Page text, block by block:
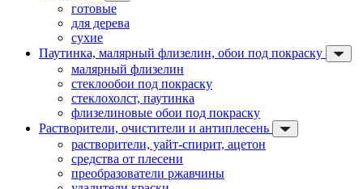
готовые
для дерева
сухие
Паутинка, малярный флизелин, обои под покраску
малярный флизелин
стеклообои под покраску
стеклохолст, паутинка
флизелиновые обои под покраску
Растворители, очистители и антиплесень
растворители, уайт-спирит, ацетон
средства от плесени
преобразователи ржавчины